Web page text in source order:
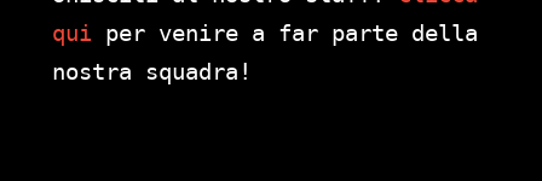
qui per venire a far parte della
nostra squadra!